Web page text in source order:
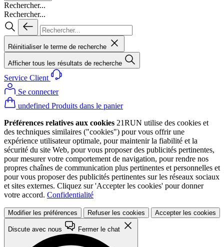
Rechercher...
Rechercher...
Réinitialiser le terme de recherche
Afficher tous les résultats de recherche
Service Client
Se connecter
undefined Produits dans le panier
Préférences relatives aux cookies 21RUN utilise des cookies et
des techniques similaires ("cookies") pour vous offrir une
expérience utilisateur optimale, pour maintenir la fiabilité et la
sécurité du site Web, pour vous proposer des publicités pertinentes,
pour mesurer votre comportement de navigation, pour rendre nos
propres chaînes de communication plus pertinentes et personnelles et
pour vous proposer des publicités pertinentes sur les réseaux sociaux
et sites externes. Cliquez sur 'Accepter les cookies' pour donner
votre accord. Confidentialité
Modifier les préférences Refuser les cookies Accepter les cookies
Discute avec nous Fermer le chat